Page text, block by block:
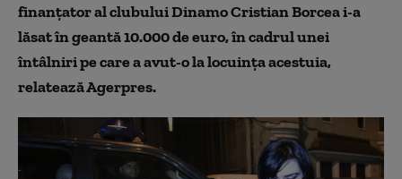
finanțator al clubului Dinamo Cristian Borcea i-a
lăsat în geantă 10.000 de euro, în cadrul unei
întâlniri pe care a avut-o la locuința acestuia,
relatează Agerpres.